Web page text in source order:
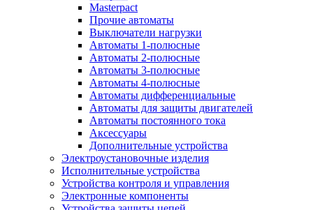
Masterpact
Прочие автоматы
Выключатели нагрузки
Автоматы 1-полюсные
Автоматы 2-полюсные
Автоматы 3-полюсные
Автоматы 4-полюсные
Автоматы дифференциальные
Автоматы для защиты двигателей
Автоматы постоянного тока
Аксессуары
Дополнительные устройства
Электроустановочные изделия
Исполнительные устройства
Устройства контроля и управления
Электронные компоненты